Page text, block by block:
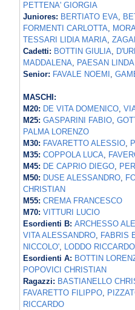
PETTENA' GIORGIA
Juniores: BERTIATO EVA,
FORMENTI CARLOTTA,
TESSARI LIDIA MARIA,
Cadetti: BOTTIN GIULIA,
MADDALENA, PAESAN LINDA
Senior: FAVALE NOEMI ,
MASCHI:
M20: DE VITA DOMENICO,
M25: GASPARINI FABIO,
PALMA LORENZO
M30: FAVARETTO ALESSIO,
M35: COPPOLA LUCA,
M45: DE CAPRIO DIEGO,
M50: DUSE ALESSANDRO,
CHRISTIAN
M55: CREMA FRANCESCO
M70: VITTURI LUCIO
Esordienti B: ARCHESSO
VITA ALESSANDRO, FABRIS
NICCOLO', LODDO RICCARDO
Esordienti A: BOTTIN
POPOVICI CHRISTIAN
Ragazzi: BASTIANELLO
FAVARETTO FILIPPO,
RICCARDO